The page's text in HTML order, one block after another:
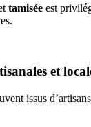
tamisée est
et
issus